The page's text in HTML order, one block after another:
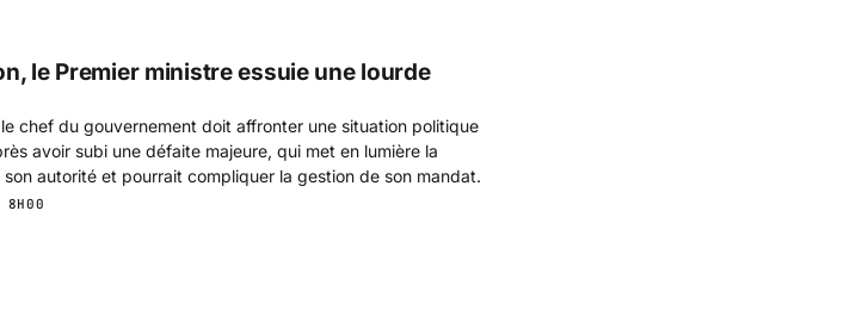
le Premier ministre essuie une lourde
chef du gouvernement doit affronter une situation politique
avoir subi une défaite majeure, qui met en lumière la
autorité et pourrait compliquer la gestion de son mandat.